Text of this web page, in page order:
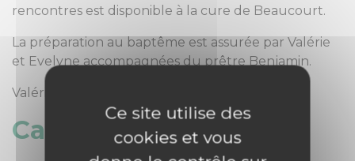
rencontres est disponible à la cure de Beaucourt.
La préparation au baptême est assurée par Valérie
et Evelyne accompagnées du prêtre Benjamin.
Valérie et Evelyne
Catéchuménat
Ce site utilise des
cookies et vous